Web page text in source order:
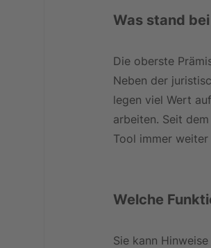
Was stand
Die oberste
Neben der
legen viel Wert
arbeiten. Seit
Tool immer weiter
Welche
Sie kann